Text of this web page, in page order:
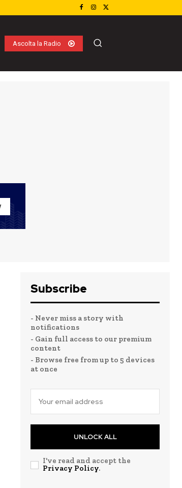
Ascolta la Radio
Subscribe
- Never miss a story with
notifications
- Gain full access to our premium
content
- Browse free from up to 5 devices
at once
UNLOCK ALL
I've read and accept the
Privacy Policy.